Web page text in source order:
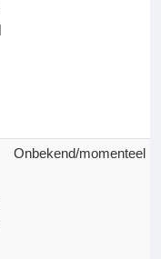
Onbekend/momenteel